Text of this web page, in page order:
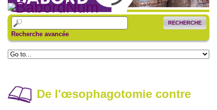
RECHERCHE
Recherche avancée
De l'œsophagotomie contre